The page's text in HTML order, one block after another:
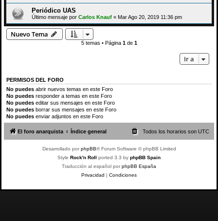
Periódico UAS
Último mensaje por Carlos Knauf « Mar Ago 20, 2019 11:36 pm
Nuevo Tema
5 temas • Página 1de 1
Ir a
PERMISOS DEL FORO
No puedes abrir nuevos temas en este Foro
No puedes responder a temas en este Foro
No puedes editar sus mensajes en este Foro
No puedes borrar sus mensajes en este Foro
No puedes enviar adjuntos en este Foro
El foro anarquista Índice general Todos los horarios son UTC
Desarrollado porphpBB® Forum Software © phpBB Limited
Style Rock'n Roll ported 3.3 by phpBB Spain
Traducción al español porphpBB España
Privacidad | Condiciones